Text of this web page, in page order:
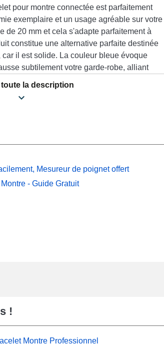
pour montre connectée est parfaitement
exemplaire et un usage agréable sur votre
de 20 mm et cela s'adapte parfaitement à
constitue une alternative parfaite destinée
il est solide. La couleur bleue évoque
subtilement votre garde-robe, alliant
de bracelet pour montre connectée, il
de la marque Withings, le fermoir ardillon
à de nombreuses options compatibles
la description
Mesureur de poignet offert
- Guide Gratuit
!
Montre Professionnel